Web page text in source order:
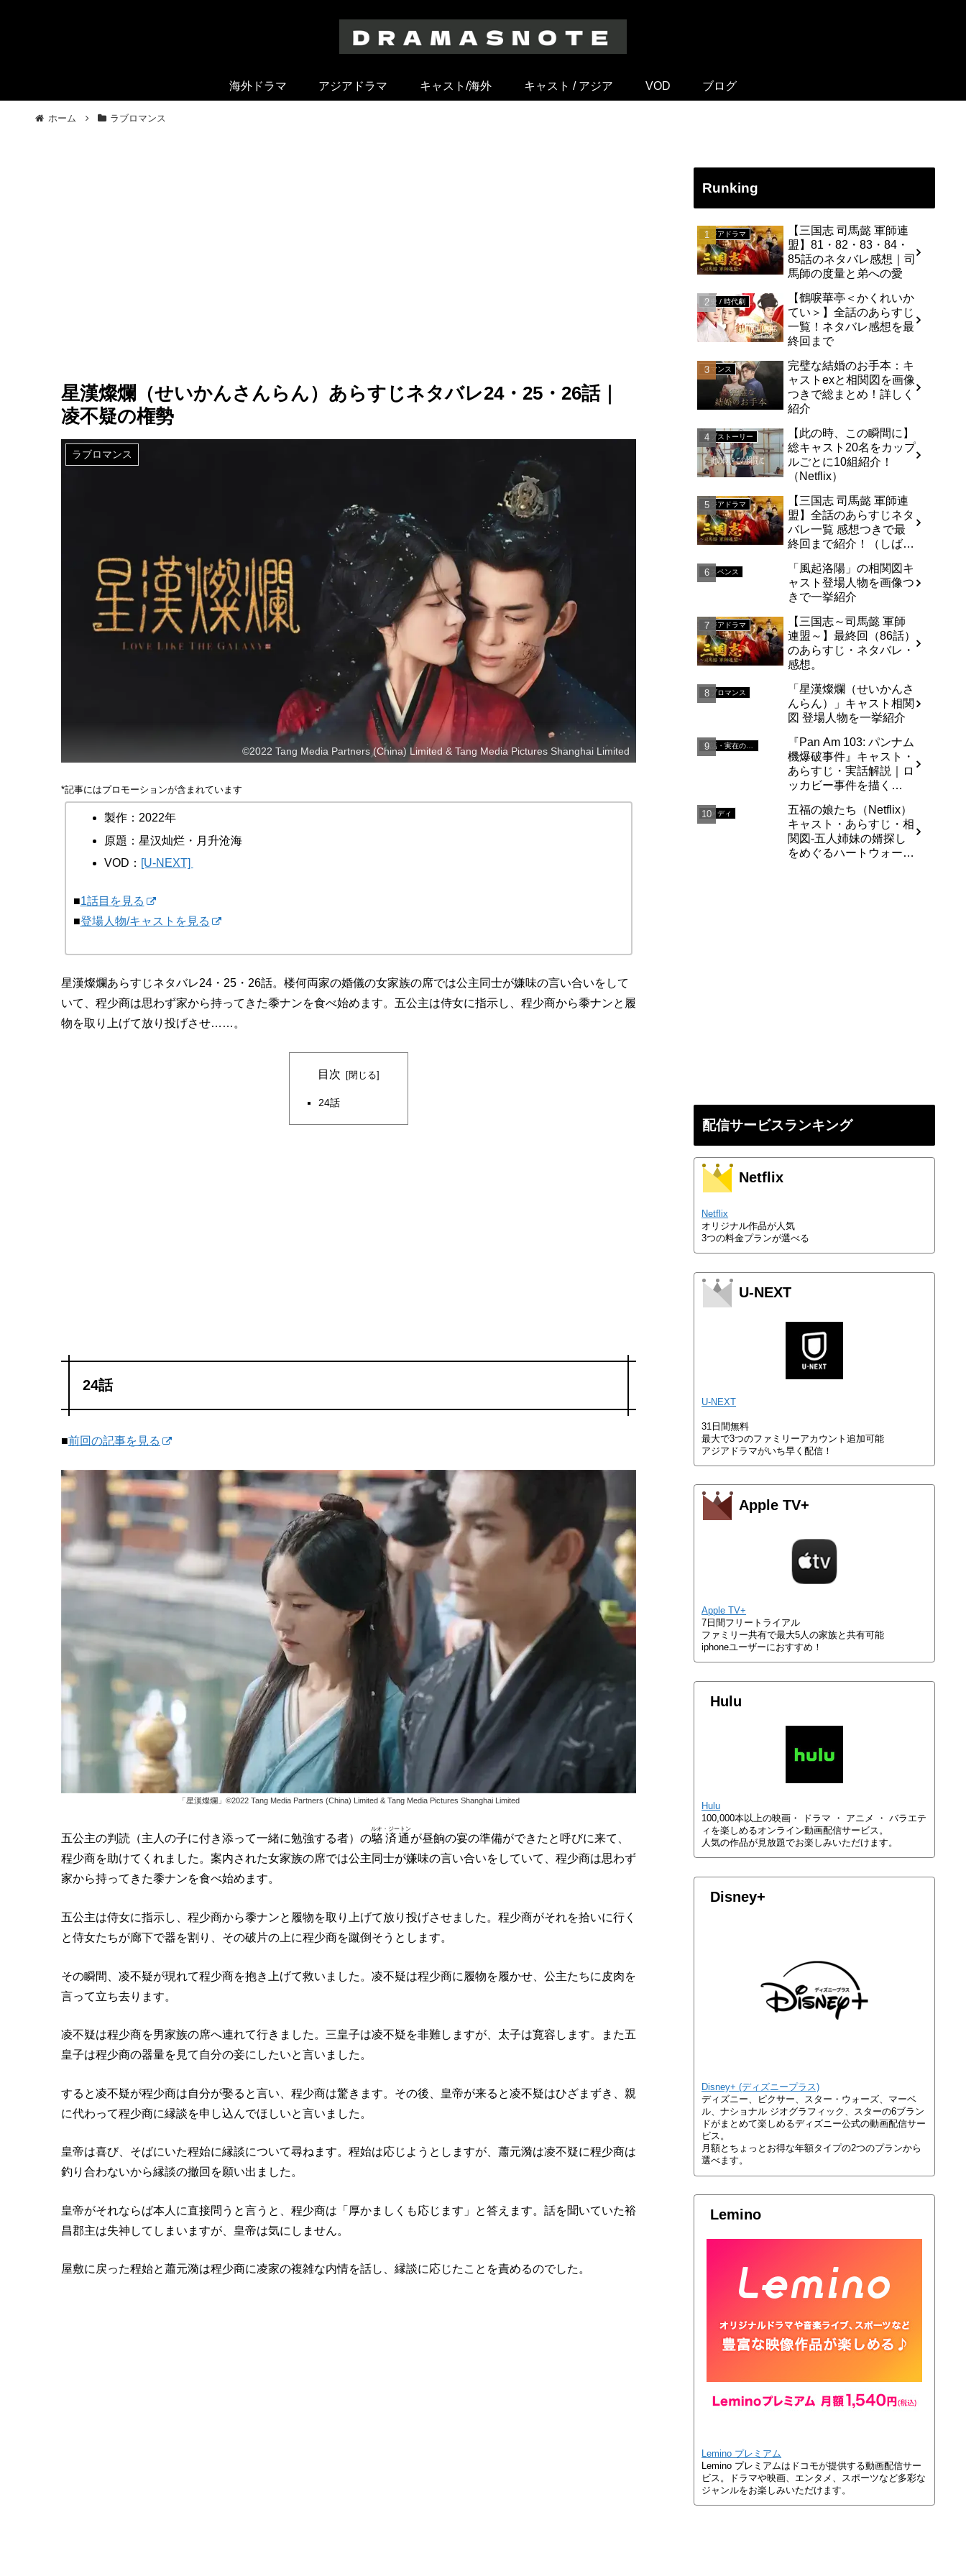
海外ドラマ アジアドラマ キャスト/海外 キャスト / アジア VOD ブログ
ホーム ラブロマンス
星漢燦爛（せいかんさんらん）あらすじネタバレ24・25・26話｜
凌不疑の権勢
ラブロマンス
©2022 Tang Media Partners (China) Limited & Tang Media Pictures Shanghai Limited
*記事にはプロモーションが含まれています
製作：2022年
原題：星汉灿烂・月升沧海
VOD： [U-NEXT]
■1話目を見る
■登場人物/キャストを見る
星漢燦爛あらすじネタバレ24・25・26話。楼何両家の婚儀の女家族の席では公主同士が嫌味の言い合いをして
いて、程少商は思わず家から持ってきた黍ナンを食べ始めます。五公主は侍女に指示し、程少商から黍ナンと履
物を取り上げて放り投げさせ……。
目次
24話
24話
■前回の記事を見る
「星漢燦爛」©2022 Tang Media Partners (China) Limited & Tang Media Pictures Shanghai Limited
五公主の判読（主人の子に付き添って一緒に勉強する者）の駱済通
ルオ・ジートン
が昼餉の宴の準備ができたと呼びに来て、
程少商を助けてくれました。案内された女家族の席では公主同士が嫌味の言い合いをしていて、程少商は思わず
家から持ってきた黍ナンを食べ始めます。
五公主は侍女に指示し、程少商から黍ナンと履物を取り上げて放り投げさせました。程少商がそれを拾いに行く
と侍女たちが廊下で器を割り、その破片の上に程少商を蹴倒そうとします。
その瞬間、凌不疑が現れて程少商を抱き上げて救いました。凌不疑は程少商に履物を履かせ、公主たちに皮肉を
言って立ち去ります。
凌不疑は程少商を男家族の席へ連れて行きました。三皇子は凌不疑を非難しますが、太子は寛容します。また五
皇子は程少商の器量を見て自分の妾にしたいと言いました。
すると凌不疑が程少商は自分が娶ると言い、程少商は驚きます。その後、皇帝が来ると凌不疑はひざまずき、親
に代わって程少商に縁談を申し込んでほしいと言いました。
皇帝は喜び、そばにいた程始に縁談について尋ねます。程始は応じようとしますが、蕭元漪は凌不疑に程少商は
釣り合わないから縁談の撤回を願い出ました。
皇帝がそれならば本人に直接問うと言うと、程少商は「厚かましくも応じます」と答えます。話を聞いていた裕
昌郡主は失神してしまいますが、皇帝は気にしません。
屋敷に戻った程始と蕭元漪は程少商に凌家の複雑な内情を話し、縁談に応じたことを責めるのでした。
Runking
アジアドラマ
【三国志 司馬懿 軍師連
盟】81・82・83・84・
85話のネタバレ感想｜司
馬師の度量と弟への愛
歴史 / 時代劇
【鶴唳華亭＜かくれいか
てい＞】全話のあらすじ
一覧！ネタバレ感想を最
終回まで
ロマンス
完璧な結婚のお手本：キ
ャストexと相関図を画像
つきで総まとめ！詳しく
紹介
ラブストーリー
【此の時、この瞬間に】
総キャスト20名をカップ
ルごとに10組紹介！
（Netflix）
アジアドラマ
【三国志 司馬懿 軍師連
盟】全話のあらすじネタ
バレ一覧 感想つきで最
終回まで紹介！（しば
サスペンス
「風起洛陽」の相関図キ
ャスト登場人物を画像つ
きで一挙紹介
アジアドラマ
【三国志～司馬懿 軍師
連盟～】最終回（86話）
のあらすじ・ネタバレ・
感想。
ラブロマンス
「星漢燦爛（せいかんさ
んらん）」キャスト相関
図 登場人物を一挙紹介
『Pan Am 103: パンナム
機爆破事件』キャスト・
あらすじ・実話解説｜ロ
ッカビー事件を描く
コメディ
五福の娘たち（Netflix）
キャスト・あらすじ・相
関図-五人姉妹の婿探し
をめぐるハートウォーミ
配信サービスランキング
Netflix
Netflix
オリジナル作品が人気
3つの料金プランが選べる
U-NEXT
U-NEXT
31日間無料
最大で3つのファミリーアカウント追加可能
アジアドラマがいち早く配信！
Apple TV+
Apple TV+
7日間フリートライアル
ファミリー共有で最大5人の家族と共有可能
iphoneユーザーにおすすめ！
Hulu
Hulu
100,000本以上の映画・ ドラマ ・ アニメ ・ バラエテ
ィを楽しめるオンライン動画配信サービス。
人気の作品が見放題でお楽しみいただけます。
Disney+
Disney+ (ディズニープラス)
ディズニー、ピクサー、スター・ウォーズ、マーベ
ル、ナショナル ジオグラフィック、スターの6ブラン
ドがまとめて楽しめるディズニー公式の動画配信サー
ビス。
月額とちょっとお得な年額タイプの2つのプランから
選べます。
Lemino
Lemino プレミアム
Lemino プレミアムはドコモが提供する動画配信サー
ビス。ドラマや映画、エンタメ、スポーツなど多彩な
ジャンルをお楽しみいただけます。